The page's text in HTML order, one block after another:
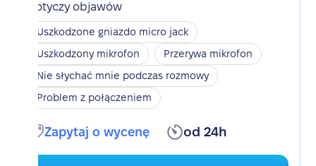
Dotyczy objawów
Uszkodzone gniazdo micro jack
Uszkodzony mikrofon
Przerywa mikrofon
Nie słychać mnie podczas rozmowy
Problem z połączeniem
Zapytaj o wycenę od 24h